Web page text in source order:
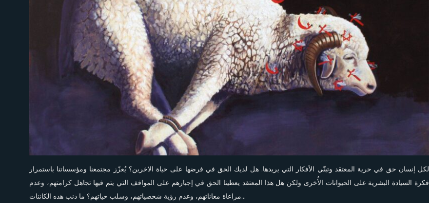
على
حياة
الاخرين؟
لكل إنسان حق في حرية المعتقد وتبنّي الأفكار التي يريدها. هل لديك الحق في فرضها على حياة الاخرين؟ يُعزّز مجتمعنا ومؤسساتنا باستمرار
فكرة السيادة البشرية على الحيوانات الأُخرى ولكن هل هذا المعتقد يعطينا الحق في إجبارهم على المواقف التي يتم فيها تجاهل كرامتهم، وعدم
مراعاة معاناتهم، وعدم رؤية شخصياتهم، وسلب حياتهم؟ ما ذنب هذه الكائنات…